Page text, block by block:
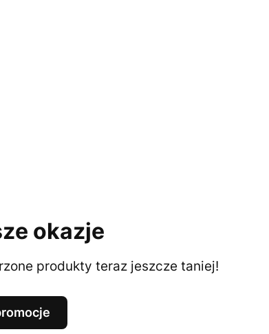
okazje
produkty teraz jeszcze taniej!